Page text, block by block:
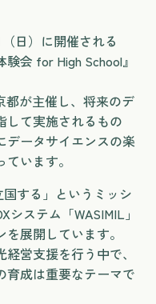
日）に開催される
会 for High School』
都が主催し、将来のデ
して実施されるもの
データサイエンスの楽
います。
する」というミッシ
ステム「WASIMIL」
展開しています。
営支援を行う中で、
育成は重要なテーマで